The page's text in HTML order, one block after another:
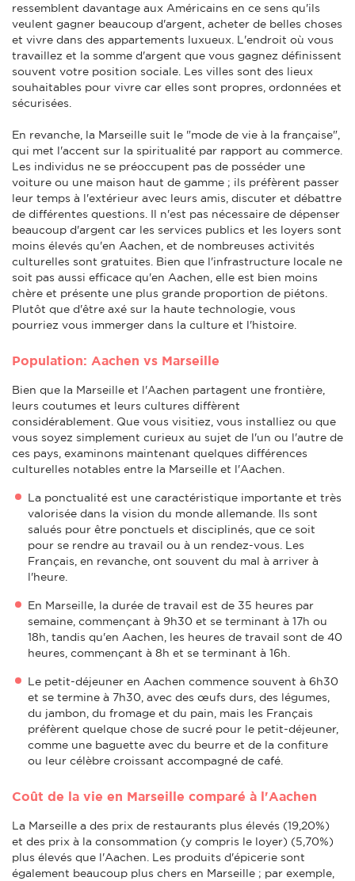
ressemblent davantage aux Américains en ce sens qu'ils
veulent gagner beaucoup d'argent, acheter de belles choses
et vivre dans des appartements luxueux. L'endroit où vous
travaillez et la somme d'argent que vous gagnez définissent
souvent votre position sociale. Les villes sont des lieux
souhaitables pour vivre car elles sont propres, ordonnées et
sécurisées.
En revanche, la Marseille suit le "mode de vie à la française",
qui met l'accent sur la spiritualité par rapport au commerce.
Les individus ne se préoccupent pas de posséder une
voiture ou une maison haut de gamme ; ils préfèrent passer
leur temps à l'extérieur avec leurs amis, discuter et débattre
de différentes questions. Il n'est pas nécessaire de dépenser
beaucoup d'argent car les services publics et les loyers sont
moins élevés qu'en Aachen, et de nombreuses activités
culturelles sont gratuites. Bien que l'infrastructure locale ne
soit pas aussi efficace qu'en Aachen, elle est bien moins
chère et présente une plus grande proportion de piétons.
Plutôt que d'être axé sur la haute technologie, vous
pourriez vous immerger dans la culture et l'histoire.
Population: Aachen vs Marseille
Bien que la Marseille et l'Aachen partagent une frontière,
leurs coutumes et leurs cultures diffèrent
considérablement. Que vous visitiez, vous installiez ou que
vous soyez simplement curieux au sujet de l'un ou l'autre de
ces pays, examinons maintenant quelques différences
culturelles notables entre la Marseille et l'Aachen.
La ponctualité est une caractéristique importante et très
valorisée dans la vision du monde allemande. Ils sont
salués pour être ponctuels et disciplinés, que ce soit
pour se rendre au travail ou à un rendez-vous. Les
Français, en revanche, ont souvent du mal à arriver à
l'heure.
En Marseille, la durée de travail est de 35 heures par
semaine, commençant à 9h30 et se terminant à 17h ou
18h, tandis qu'en Aachen, les heures de travail sont de 40
heures, commençant à 8h et se terminant à 16h.
Le petit-déjeuner en Aachen commence souvent à 6h30
et se termine à 7h30, avec des œufs durs, des légumes,
du jambon, du fromage et du pain, mais les Français
préfèrent quelque chose de sucré pour le petit-déjeuner,
comme une baguette avec du beurre et de la confiture
ou leur célèbre croissant accompagné de café.
Coût de la vie en Marseille comparé à l'Aachen
La Marseille a des prix de restaurants plus élevés (19,20%)
et des prix à la consommation (y compris le loyer) (5,70%)
plus élevés que l'Aachen. Les produits d'épicerie sont
également beaucoup plus chers en Marseille ; par exemple,